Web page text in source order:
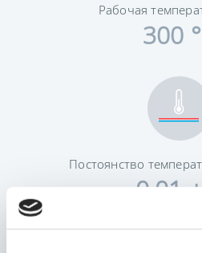
Рабочая
300
Постоянство
0.01